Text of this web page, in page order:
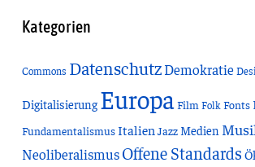
Kategorien
Commons DatenschutzDemokratie
Digitalisierung EuropaFilm Folk Fonts
Fundamentalismus Italien Jazz Medien
NeoliberalismusOffene Standards